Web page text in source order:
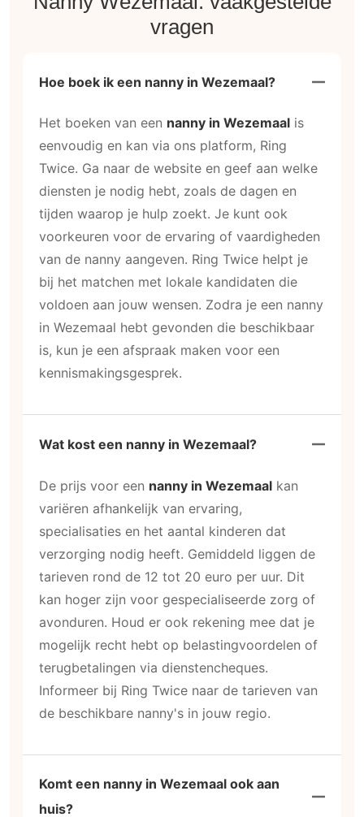
vragen
Hoe boek ik een nanny in Wezemaal?
Het boeken van een nanny in Wezemaal is
eenvoudig en kan via ons platform, Ring
Twice. Ga naar de website en geef aan welke
diensten je nodig hebt, zoals de dagen en
tijden waarop je hulp zoekt. Je kunt ook
voorkeuren voor de ervaring of vaardigheden
van de nanny aangeven. Ring Twice helpt je
bij het matchen met lokale kandidaten die
voldoen aan jouw wensen. Zodra je een nanny
in Wezemaal hebt gevonden die beschikbaar
is, kun je een afspraak maken voor een
kennismakingsgesprek.
Wat kost een nanny in Wezemaal?
De prijs voor een nanny in Wezemaal kan
variëren afhankelijk van ervaring,
specialisaties en het aantal kinderen dat
verzorging nodig heeft. Gemiddeld liggen de
tarieven rond de 12 tot 20 euro per uur. Dit
kan hoger zijn voor gespecialiseerde zorg of
avonduren. Houd er ook rekening mee dat je
mogelijk recht hebt op belastingvoordelen of
terugbetalingen via dienstencheques.
Informeer bij Ring Twice naar de tarieven van
de beschikbare nanny's in jouw regio.
Komt een nanny in Wezemaal ook aan
huis?